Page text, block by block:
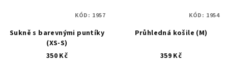
Sukně s barevnými puntíky
(XS-S)
350 Kč
KÓD: 1957
Průhledná košile (M)
359 Kč
KÓD: 1954